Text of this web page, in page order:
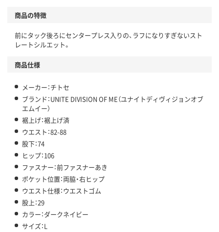
商品の特徴
前にタック後ろにセンタープレス入りの、ラフになりすぎないスト
レートシルエット。
商品仕様
メーカー：チトセ
ブランド：UNITE DIVISION OF ME（ユナイトディヴィジョンオブ
エムイー）
裾上げ：裾上げ済
ウエスト：82-88
股下：74
ヒップ：106
ファスナー：前ファスナーあき
ポケット位置：両脇・右ヒップ
ウエスト仕様：ウエストゴム
股上：29
カラー：ダークネイビー
サイズ：L